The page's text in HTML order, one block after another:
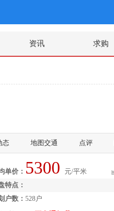
资讯 求购
态 地图交通 点评
单价： 5300 元/平米
特点：
户数： 528户